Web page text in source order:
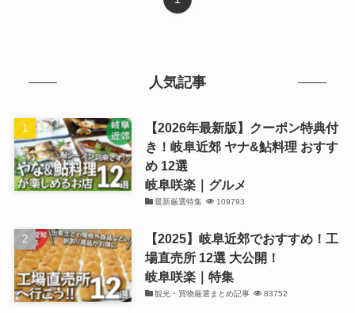
人気記事
【2026年最新版】クーポン特典付
き！岐阜近郊 ヤナ&鮎料理 おすす
め 12選
岐阜咲楽｜グルメ
最新厳選特集 109793
【2025】岐阜近郊でおすすめ！工
場直売所 12選 大公開！
岐阜咲楽｜特集
観光・買物厳選まとめ記事 83752